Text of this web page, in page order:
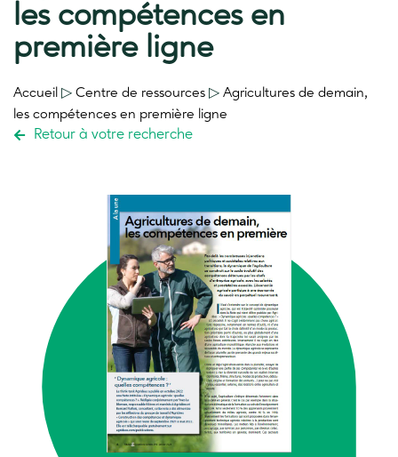
les compétences en
première ligne
Accueil ▷ Centre de ressources ▷ Agricultures de demain,
les compétences en première ligne
Retour à votre recherche